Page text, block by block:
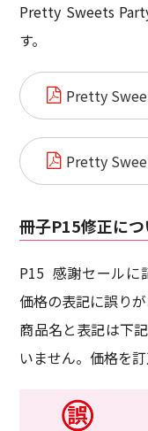
Pretty Sweets
す。
Pretty
Pretty
冊子P15修正につ
P15 感謝セールに
価格の表記に誤りが
商品名と表記は下
いません。価格を